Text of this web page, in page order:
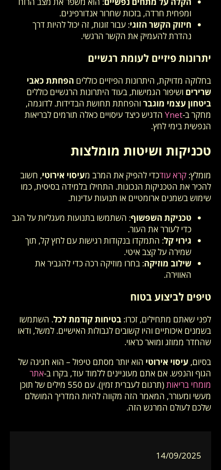
ומפחית חרדה, בזכות שחרור אנדורפינים.
חיזוק הקשר הזוגי: עבור זוגות, זה יכול להיות דרך
נהדרת להעמיק את הקשר הרגשי.
יתרונות פיזיים לעומת רגשיים
בחלוקה מדויקת, היתרונות הפיזיים כוללים הפחתת כאבי
שרירים ושיפור הגמישות, בעוד היתרונות הרגשיים כוללים
ביטחון עצמי מוגבר והפחתת תחושת הבדידות. לדוגמה,
מחקר ב-Ynet הדגיש כיצד עיסויים כאלה תורמים לבריאות
הנפשית בימי לחץ.
טכניקות ושיטות מומלצות
מומלץ: קרא עודכדי להפיק את המרב מעיסוי אירוטי, חשוב
להכיר את הטכניקות הנכונות. התחילו בלמידה בסיסית, כמו
שימוש בשמנים ארומטיים או תנועות עדינות.
טכניקת השפשוף: השתמשו בתנועות מעגליות על הגב
כדי לעורר את העור.
גירוי קל: התמקדו בנקודות רגישות עם לחץ קל, תוך
שמירה על קצב איטי.
שילוב מוזיקה: בחרו מוזיקה רכה כדי להגביר את
האווירה.
טיפים לביצוע בטוח
לפני שאתם מתחילים, זכרו: בטיחות קודמת לכל. השתמשו
בשמנים איכותיים והיו קשובים לגבולות האישיים. למשל, ודאו
שהחדר ממוזג ומואר כראוי.
בסיום, עיסוי אירוטי הוא יותר מסתם טיפול – הוא חגיגה של
הגוף והנפש. אם אתם מעוניינים ללמוד עוד, בקרו ב-אתר
מומחי בריאות
(תרגום לעברית זמין). עם 550 מילים של תוכן
מעשי ומעורר, המאמר הזה מקווה להיות המדריך המושלם
שלכם לעולם המרגש הזה.
14/09/2025